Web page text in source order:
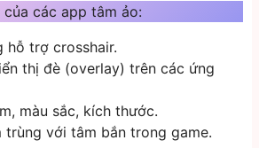
các app tâm ảo:
hỗ trợ crosshair.
thị đè (overlay) trên các ứng
màu sắc, kích thước.
với tâm bắn trong game.